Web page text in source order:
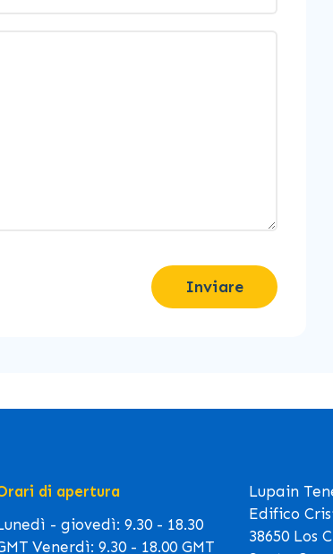
Inviare
di apertura
- giovedì: 9.30 - 18.30
Venerdì: 9.30 - 18.00 GMT
Lupain
Edifico
38650 Los